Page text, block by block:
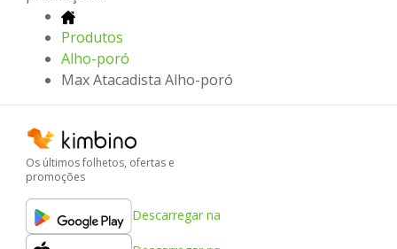
Produtos
Alho-poró
Max Atacadista Alho-poró
Os últimos folhetos, ofertas e
promoções
Descarregar na